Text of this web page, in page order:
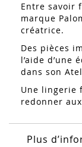
Entre savoir
marque
créatrice.
Des pièces
l’aide d’une
dans son
Une lingerie
redonner
Plus